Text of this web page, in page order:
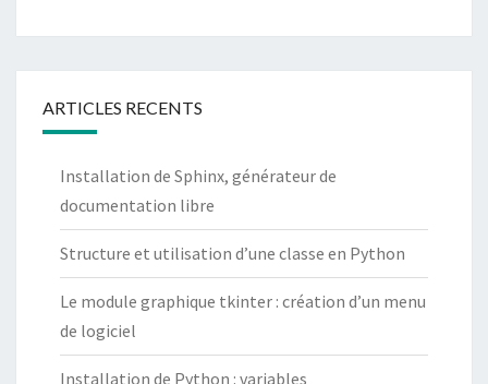
ARTICLES RECENTS
Installation de Sphinx, générateur de
documentation libre
Structure et utilisation d’une classe en Python
Le module graphique tkinter : création d’un menu
de logiciel
Installation de Python : variables